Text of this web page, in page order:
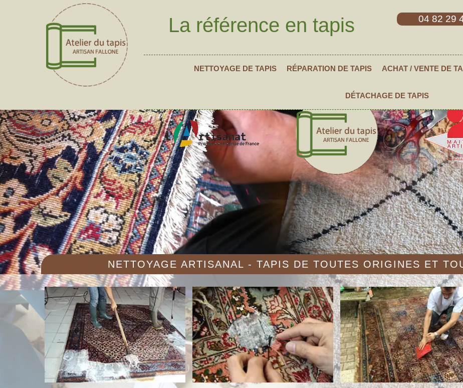
La référence en tapis 04 82 29
NETTOYAGE DE TAPIS RÉPARATION DE TAPIS ACHAT / VENTE DE
DÉTACHAGE DE TAPIS
NETTOYAGE ARTISANAL - TAPIS DE TOUTES ORIGINES ET